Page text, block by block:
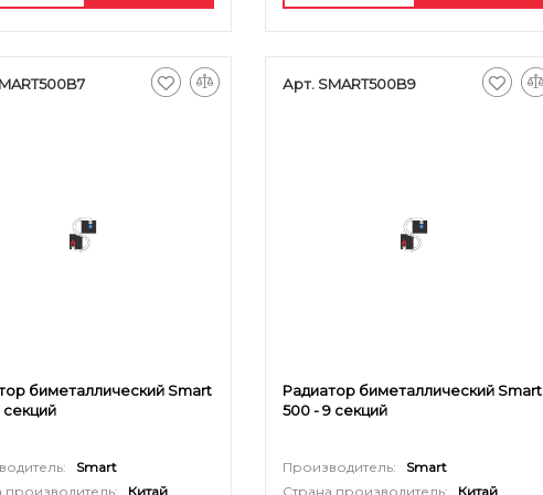
биметаллический Smart
секций
Smart
производитель:
Китай
Арт. SMART500B9
Радиатор биметаллический Smart
500 - 9 секций
Производитель:
Smart
Страна производитель:
Китай